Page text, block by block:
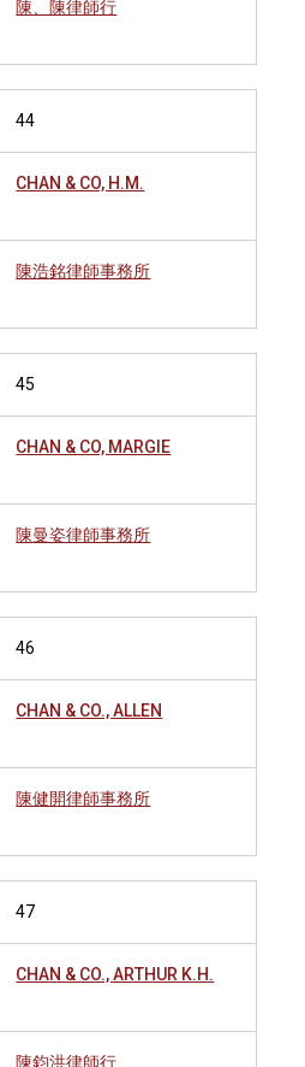
陳、陳律師行
44
CHAN & CO, H.M.
陳浩銘律師事務所
45
CHAN & CO, MARGIE
陳曼姿律師事務所
46
CHAN & CO., ALLEN
陳健開律師事務所
47
CHAN & CO., ARTHUR K.H.
陳鈞洪律師行